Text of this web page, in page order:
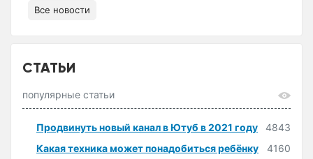
Все новости
СТАТЬИ
популярные статьи
Продвинуть новый канал в Ютуб в 2021 году
4843
Какая техника может понадобиться ребёнку
4160